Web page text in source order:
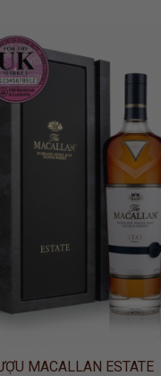
ADD TO
WISHLIST
MACALLAN ESTATE